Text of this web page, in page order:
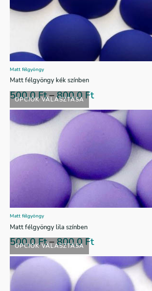
OPCIÓK VÁLASZTÁSA
Matt félgyöngy
Matt félgyöngy kék színben
500,0Ft–800,0Ft
OPCIÓK VÁLASZTÁSA
Matt félgyöngy
Matt félgyöngy lila színben
500,0Ft–800,0Ft